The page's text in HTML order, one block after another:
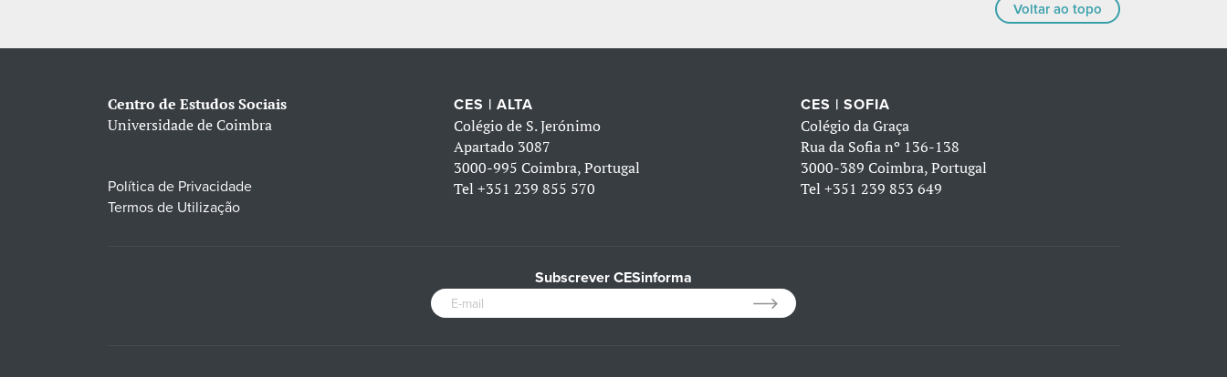
Voltar ao topo
Centro de Estudos Sociais
Universidade de Coimbra
Política de Privacidade
Termos de Utilização
CES | ALTA
Colégio de S. Jerónimo
Apartado 3087
3000-995 Coimbra, Portugal
Tel+351 239 855 570
CES | SOFIA
Colégio da Graça
Rua da Sofia nº 136-138
3000-389 Coimbra, Portugal
Tel +351 239 853 649
Subscrever CESinforma